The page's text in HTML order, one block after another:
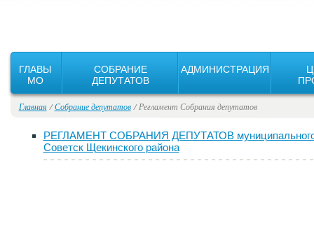
ГЛАВЫ
MO
СОБРАНИЕ
ДЕПУТАТОВ
АДМИНИСТРАЦИЯ
Главная /Собрание депутатов/ Регламент Собрания депутатов
РЕГЛАМЕНТ СОБРАНИЯ ДЕПУТАТОВ муниципального
Советск Щекинского района